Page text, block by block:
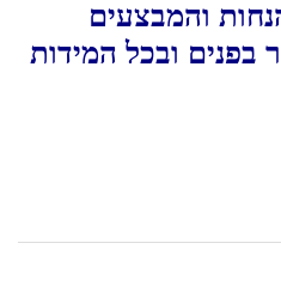
והמבצעים
בפנים ובכל המידות